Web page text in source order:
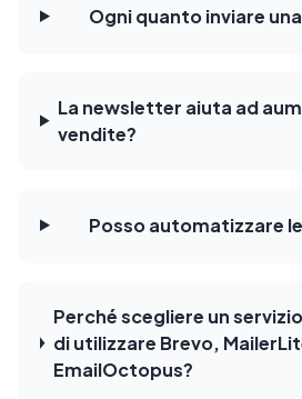
Ogni quanto inviare
La newsletter aiuta ad
vendite?
Posso automatizzare
Perché scegliere un
di utilizzare Brevo,
EmailOctopus?